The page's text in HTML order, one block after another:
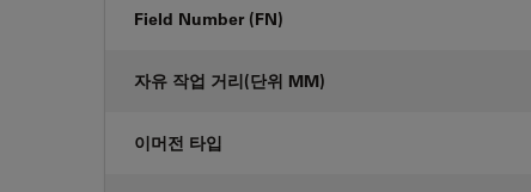
Field Number (FN)
자유 작업 거리(단위 MM)
이머전 타입